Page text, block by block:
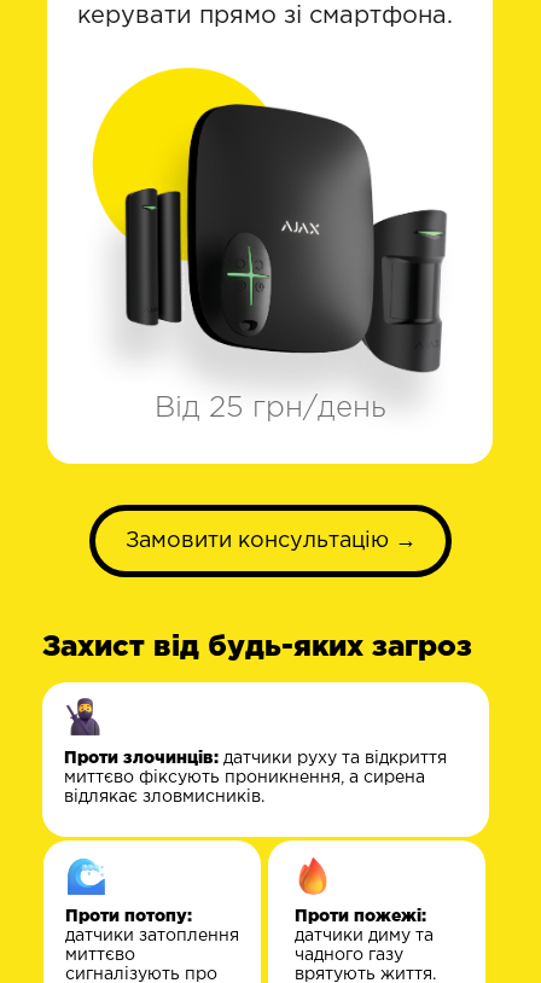
Захист від будь-яких загроз
Проти злочинців: датчики руху та відкриття
миттєво фіксують проникнення, а сирена
відлякає зловмисників.
Проти потопу:
датчики затоплення
миттєво
сигналізують про
Проти пожежі:
датчики диму та
чадного газу
врятують життя.
Замовити консультацію →
Від 25 грн/день
керувати прямо зі смартфона.